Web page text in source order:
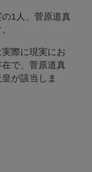
1人、菅原道真
際に現実にお
で、菅原道真
が該当しま